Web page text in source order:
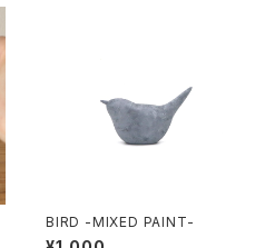
BIRD -MIXED PAINT-